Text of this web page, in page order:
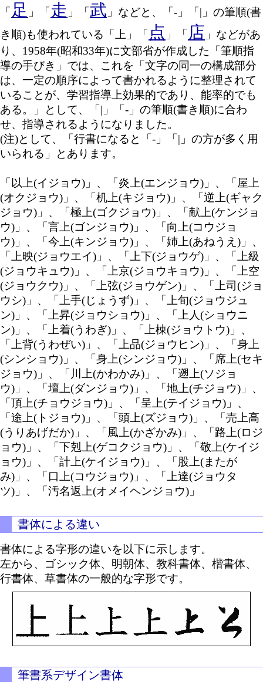
「 足 」「 走 」「 武 」などと、「-」「|」の筆順(書
き順)も使われている「上」「 点 」「 店 」などがあ
り、1958年(昭和33年)に文部省が作成した「筆順指
導の手びき」では、これを「文字の同一の構成部分
は、一定の順序によって書かれるように整理されて
いることが、学習指導上効果的であり、能率的でも
ある。」として、「|」「-」の筆順(書き順)に合わ
せ、指導されるようになりました。
(注)として、「行書になると「-」「|」の方が多く用
いられる」とあります。
「以上(イジョウ)」、「炎上(エンジョウ)」、「屋上
(オクジョウ)」、「机上(キジョウ)」、「逆上(ギャク
ジョウ)」、「極上(ゴクジョウ)」、「献上(ケンジョ
ウ)」、「言上(ゴンジョウ)」、「向上(コウジョ
ウ)」、「今上(キンジョウ)」、「姉上(あねうえ)」、
「上映(ジョウエイ)」、「上下(ジョウゲ)」、「上級
(ジョウキュウ)」、「上京(ジョウキョウ)」、「上空
(ジョウクウ)」、「上弦(ジョウゲン)」、「上司(ジョ
ウシ)」、「上手(じょうず)」、「上旬(ジョウジュ
ン)」、「上昇(ジョウショウ)」、「上人(ショウニ
ン)」、「上着(うわぎ)」、「上棟(ジョウトウ)」、
「上背(うわぜい)」、「上品(ジョウヒン)」、「身上
(シンショウ)」、「身上(シンジョウ)」、「席上(セキ
ジョウ)」、「川上(かわかみ)」、「遡上(ソジョ
ウ)」、「壇上(ダンジョウ)」、「地上(チジョウ)」、
「頂上(チョウジョウ)」、「呈上(テイジョウ)」、
「途上(トジョウ)」、「頭上(ズジョウ)」、「売上高
(うりあげだか)」、「風上(かざかみ)」、「路上(ロジ
ョウ)」、「下剋上(ゲコクジョウ)」、「敬上(ケイジ
ョウ)」、「計上(ケイジョウ)」、「股上(またが
み)」、「口上(コウジョウ)」、「上達(ジョウタ
ツ)」、「汚名返上(オメイヘンジョウ)」
書体による違い
書体による字形の違いを以下に示します。
左から、ゴシック体、明朝体、教科書体、楷書体、
行書体、草書体の一般的な字形です。
筆書系デザイン書体